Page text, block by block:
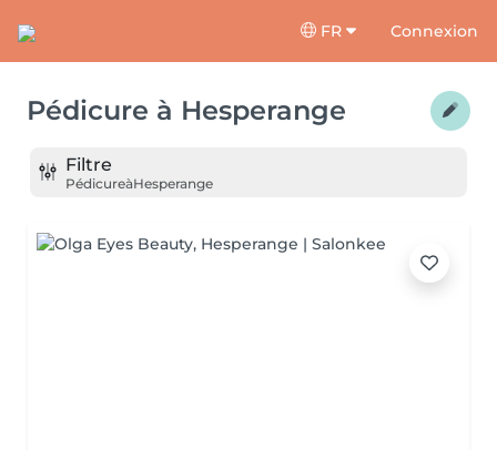
FR Connexion
Pédicure à Hesperange
Filtre
PédicureàHesperange